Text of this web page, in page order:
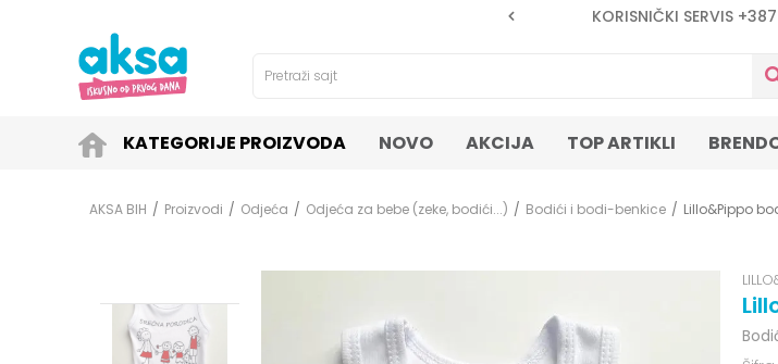
KORISNIČKI SERVIS
Pretraži sajt
KATEGORIJE PROIZVODA NOVO AKCIJA TOP ARTIKLI
AKSA BIH Proizvodi Odjeća Odjeća za bebe (zeke, bodići...) Bodići i bodi-benkice Lillo&Pippo